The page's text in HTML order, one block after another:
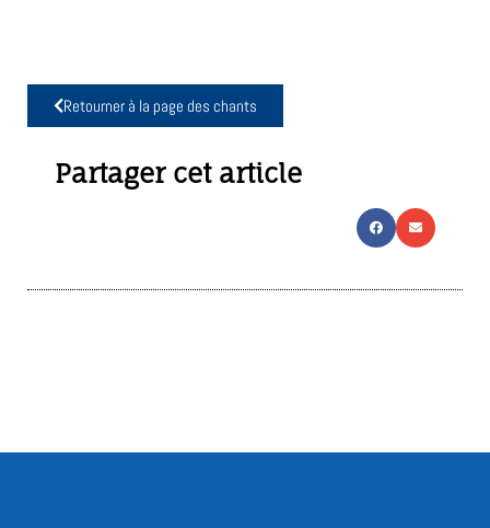
Retourner à la page des chants
Partager cet article